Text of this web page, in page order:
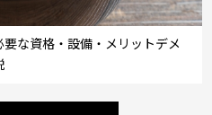
な資格・設備・メリットデメ